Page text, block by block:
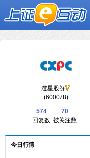
澄星股份
(600078)
574
回复数
70
被关注数
今日行情